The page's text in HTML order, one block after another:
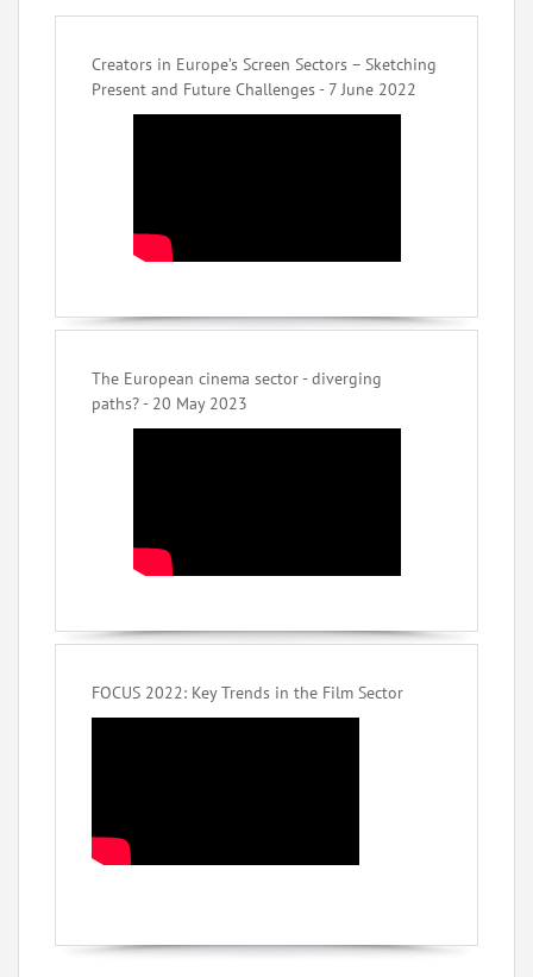
Creators in Europe’s Screen Sectors – Sketching
Present and Future Challenges - 7 June 2022
The European cinema sector - diverging
paths? - 20 May 2023
FOCUS 2022: Key Trends in the Film Sector